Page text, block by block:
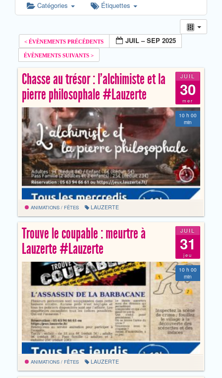
Catégories Étiquettes
JUIL – SEP 2025
JUIL
30
mer
Chasse au trésor : l’alchimiste et la
pierre philosophale #Lauzerte
10 h 00
min
ANIMATIONS / FÊTES LAUZERTE
JUIL
31
jeu
Trouve le coupable : meurtre à
Lauzerte #Lauzerte
10 h 00
min
ANIMATIONS / FÊTES LAUZERTE